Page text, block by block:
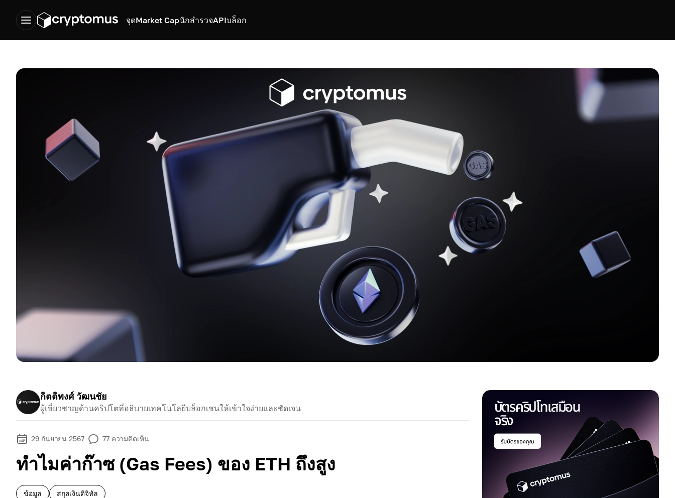
จุดMarket CapนักสำรวจAPIบล็อก
กิตติพงศ์ วัฒนชัย
ผู้เชี่ยวชาญด้านคริปโตที่อธิบายเทคโนโลยีบล็อกเชนให้เข้าใจง่ายและชัดเจน
29 กันยายน 2567 77 ความคิดเห็น
ทำไมค่าก๊าซ (Gas Fees) ของ ETH ถึงสูง
ข้อมูล สกุลเงินดิจิทัล